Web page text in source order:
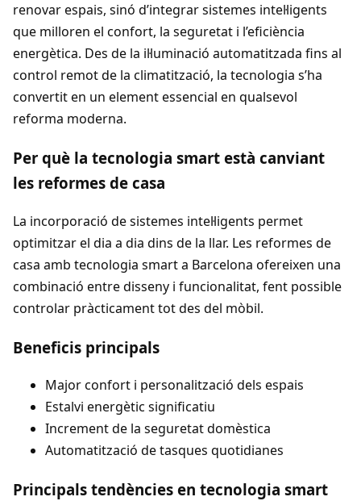
renovar espais, sinó d’integrar sistemes intel·ligents
que milloren el confort, la seguretat i l’eficiència
energètica. Des de la il·luminació automatitzada fins al
control remot de la climatització, la tecnologia s’ha
convertit en un element essencial en qualsevol
reforma moderna.
Per què la tecnologia smart està canviant
les reformes de casa
La incorporació de sistemes intel·ligents permet
optimitzar el dia a dia dins de la llar. Les reformes de
casa amb tecnologia smart a Barcelona ofereixen una
combinació entre disseny i funcionalitat, fent possible
controlar pràcticament tot des del mòbil.
Beneficis principals
Major confort i personalització dels espais
Estalvi energètic significatiu
Increment de la seguretat domèstica
Automatització de tasques quotidianes
Principals tendències en tecnologia smart